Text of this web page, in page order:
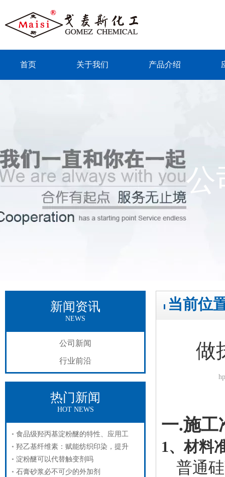
首页 关于我们 产品介绍
公
当前位
做
一.施工
1、材料
普通
新闻资讯
NEWS
公司新闻
行业前沿
热门新闻
HOT NEWS
食品级羟丙基淀粉醚的特性、应用工
羟乙基纤维素：赋能纺织印染，提升
淀粉醚可以代替触变剂吗
石膏砂浆必不可少的外加剂